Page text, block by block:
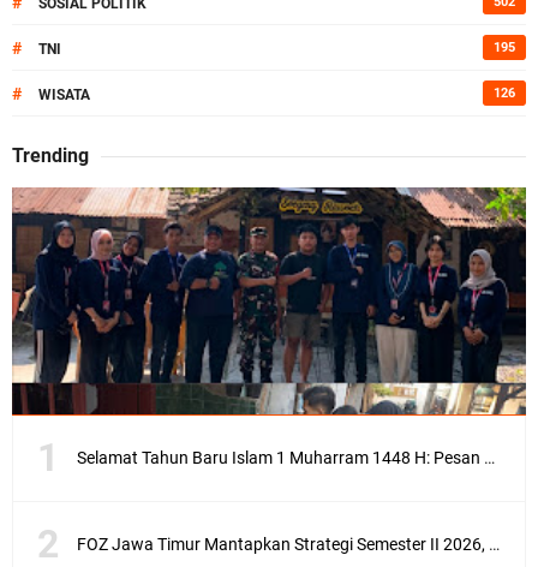
SOSIAL POLITIK
# TNI 195
# WISATA 126
Trending
Selamat Tahun Baru Islam 1 Muharram 1448 H: Pesan Hijrah Drs. H. Husnul Aqib, M.M. untuk Negeri
FOZ Jawa Timur Mantapkan Strategi Semester II 2026, Fokus pada Penguatan SDM Amil dan Kolaborasi BerdampakNarasi